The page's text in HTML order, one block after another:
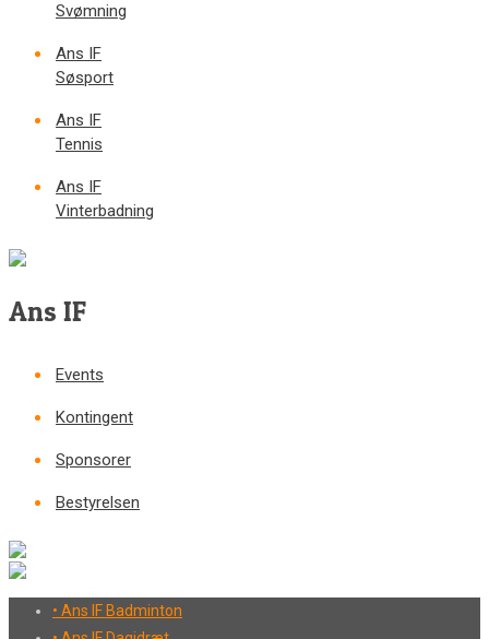
Svømning
Ans IF
Søsport
Ans IF
Tennis
Ans IF
Vinterbadning
Ans IF
Events
Kontingent
Sponsorer
Bestyrelsen
• Ans IF Badminton